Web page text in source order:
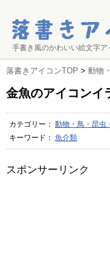
手書き風のかわいい絵文字
落書きアイコンTOP > 動物
金魚のアイコンイ
カテゴリー： 動物・鳥・昆虫
キーワード： 魚介類
スポンサーリンク